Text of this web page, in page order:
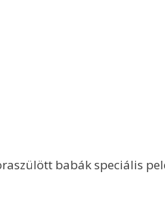
babák speciális